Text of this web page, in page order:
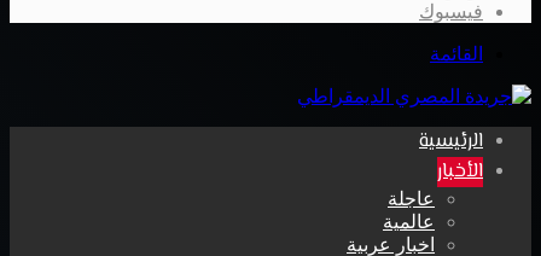
فيسبوك
القائمة
الرئيسية
الأخبار
عاجلة
عالمية
اخبار عربية